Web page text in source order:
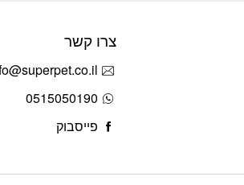
צרו קשר
0515050190
פייסבוק